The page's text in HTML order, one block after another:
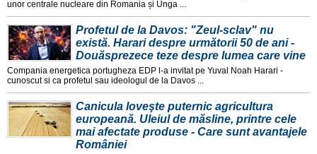
unor centrale nucleare din Romania și Unga ...
Profetul de la Davos: "Zeul-sclav" nu
există. Harari despre următorii 50 de ani -
Douăsprezece teze despre lumea care vine
Compania energetica portugheza EDP l-a invitat pe Yuval Noah Harari -
cunoscut si ca profetul sau ideologul de la Davos ...
Canicula loveşte puternic agricultura
europeană. Uleiul de măsline, printre cele
mai afectate produse - Care sunt avantajele
României